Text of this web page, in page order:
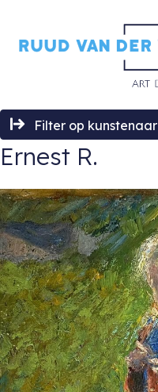
Filter op kunstenaar
Ernest R.